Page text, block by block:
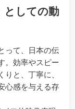
としての動
って、日本の伝
。効率やスピー
りと、丁寧に、
心感を与える存